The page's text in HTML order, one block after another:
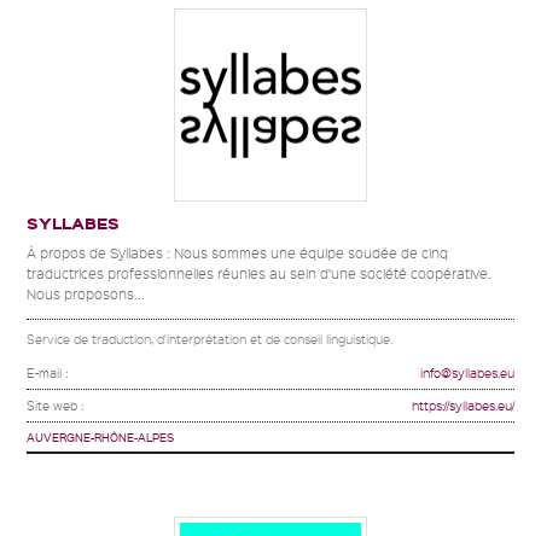
SYLLABES
À propos de Syllabes : Nous sommes une équipe soudée de cinq
traductrices professionnelles réunies au sein d’une société coopérative.
Nous proposons...
Service de traduction, d'interprétation et de conseil linguistique.
E-mail : info@syllabes.eu
Site web : https://syllabes.eu/
AUVERGNE-RHÔNE-ALPES